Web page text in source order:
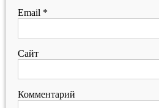
Email *
Сайт
Комментарий